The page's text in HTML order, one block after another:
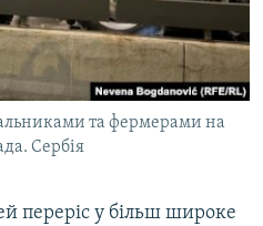
та фермерами на
Сербія
переріс у більш широке